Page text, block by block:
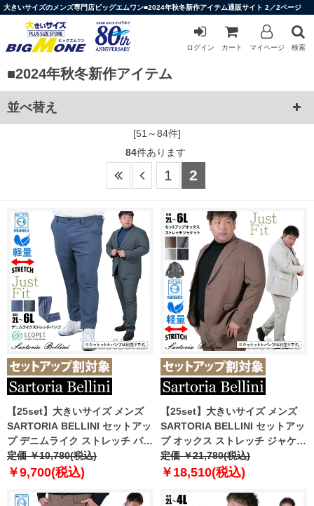
大きいサイズのメンズ専門店ビッグエムワン■2024年秋冬新作アイテム通販サイト 2／2ページ
ログイン カート マイページ 検索
■2024年秋冬新作アイテム
並べ替え
[51～84件]
84件あります
1 2
【25set】大きいサイズ メンズ
SARTORIA BELLINI セットアッ
プ デニムライク ストレッチ パン
ツ ジャストフィット 軽量 ウォッ
シャブル イージーケア ライフス
定価 ￥10,780(税込)
￥9,700(税込)
【25set】大きいサイズ メンズ
SARTORIA BELLINI セットアッ
プ オックス ストレッチ ジャケッ
ト ジャストフィット 軽量 ウォッ
シャブル イージーケア ライフス
定価 ￥21,780(税込)
￥18,510(税込)